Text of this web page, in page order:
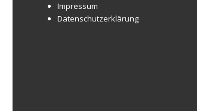
Impressum
Datenschutzerklärung